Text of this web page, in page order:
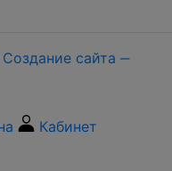
Создание сайта ‒
Кабинет